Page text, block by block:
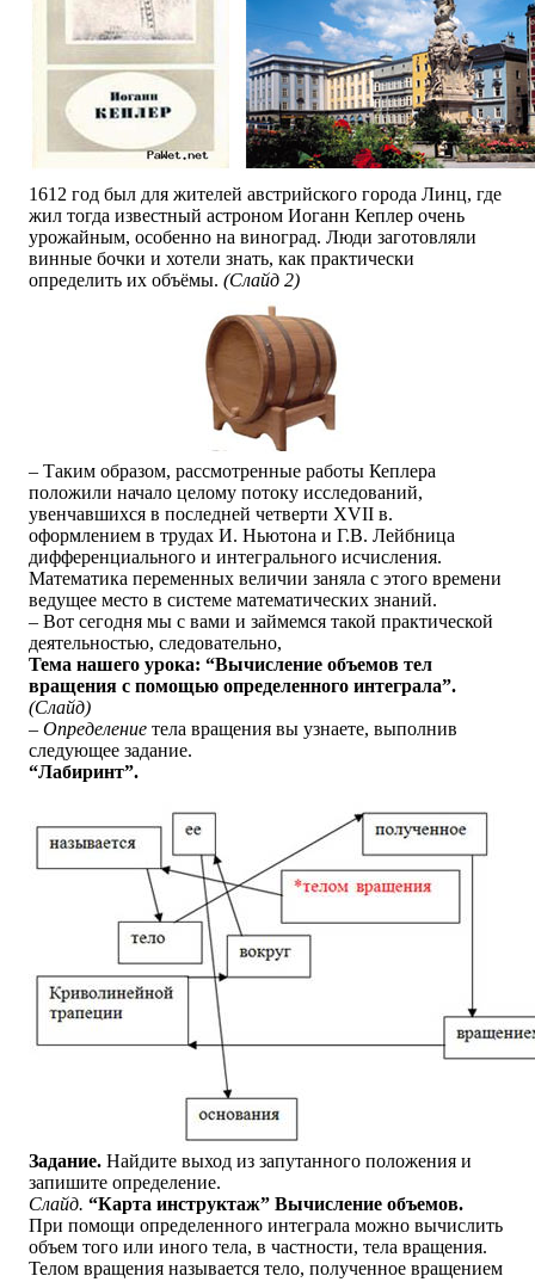
1612 год был для жителей австрийского города Линц, где
жил тогда известный астроном Иоганн Кеплер очень
урожайным, особенно на виноград. Люди заготовляли
винные бочки и хотели знать, как практически
определить их объёмы. (Слайд 2)
– Таким образом, рассмотренные работы Кеплера
положили начало целому потоку исследований,
увенчавшихся в последней четверти XVII в.
оформлением в трудах И. Ньютона и Г.В. Лейбница
дифференциального и интегрального исчисления.
Математика переменных величии заняла с этого времени
ведущее место в системе математических знаний.
– Вот сегодня мы с вами и займемся такой практической
деятельностью, следовательно,
Тема нашего урока: “Вычисление объемов тел
вращения с помощью определенного интеграла”.
(Слайд)
– Определение тела вращения вы узнаете, выполнив
следующее задание.
“Лабиринт”.
Задание. Найдите выход из запутанного положения и
запишите определение.
Слайд. “Карта инструктаж” Вычисление объемов.
При помощи определенного интеграла можно вычислить
объем того или иного тела, в частности, тела вращения.
Телом вращения называется тело, полученное вращением